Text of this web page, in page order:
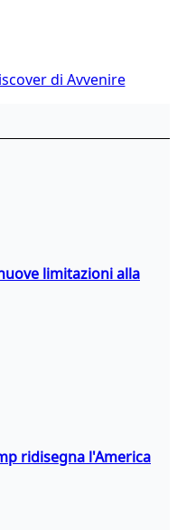
di Avvenire
limitazioni alla
ridisegna l'America